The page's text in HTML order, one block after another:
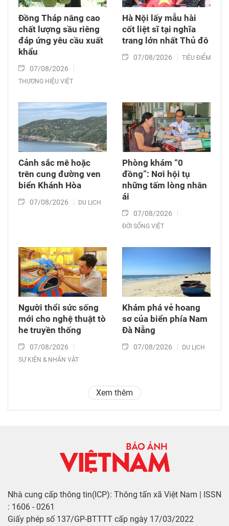
Đồng Tháp nâng cao
chất lượng sầu riêng
đáp ứng yêu cầu xuất
khẩu
07/08/2026
THƯƠNG HIỆU VIỆT
Hà Nội lấy mẫu hài
cốt liệt sĩ tại nghĩa
trang lớn nhất Thủ đô
07/08/2026 TIÊU ĐIỂM
Cảnh sắc mê hoặc
trên cung đường ven
biển Khánh Hòa
07/08/2026 DU LỊCH
Phòng khám “0
đồng”: Nơi hội tụ
những tấm lòng nhân
ái
07/08/2026
ĐỜI SỐNG VIỆT
Người thổi sức sống
mới cho nghệ thuật tò
he truyền thống
07/08/2026
SỰ KIỆN & NHÂN VẬT
Khám phá vẻ hoang
sơ của biển phía Nam
Đà Nẵng
07/08/2026 DU LỊCH
Xem thêm
Nhà cung cấp thông tin(ICP): Thông tấn xã Việt Nam | ISSN
: 1606 - 0261
Giấy phép số 137/GP-BTTTT cấp ngày 17/03/2022